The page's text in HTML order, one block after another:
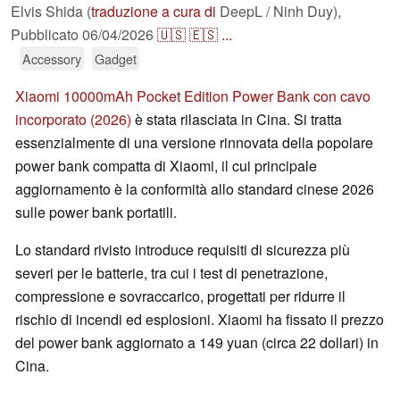
Elvis Shida (traduzione a cura di DeepL / Ninh Duy),
Pubblicato 06/04/2026🇺🇸🇪🇸 ...
Accessory Gadget
Xiaomi 10000mAh Pocket Edition Power Bank con cavo
incorporato (2026) è stata rilasciata in Cina. Si tratta
essenzialmente di una versione rinnovata della popolare
power bank compatta di Xiaomi, il cui principale
aggiornamento è la conformità allo standard cinese 2026
sulle power bank portatili.
Lo standard rivisto introduce requisiti di sicurezza più
severi per le batterie, tra cui i test di penetrazione,
compressione e sovraccarico, progettati per ridurre il
rischio di incendi ed esplosioni. Xiaomi ha fissato il prezzo
del power bank aggiornato a 149 yuan (circa 22 dollari) in
Cina.